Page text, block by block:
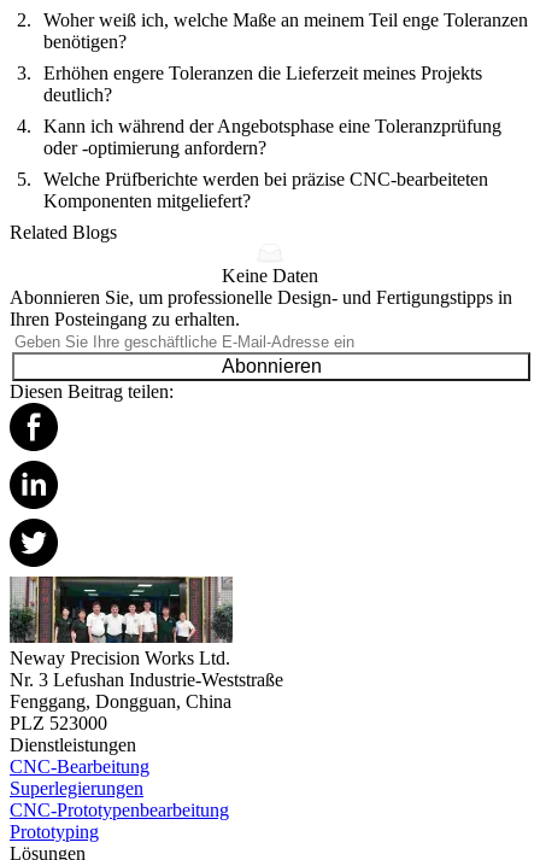
Woher weiß ich, welche Maße an meinem Teil enge Toleranzen
benötigen?
Erhöhen engere Toleranzen die Lieferzeit meines Projekts
deutlich?
Kann ich während der Angebotsphase eine Toleranzprüfung
oder -optimierung anfordern?
Welche Prüfberichte werden bei präzise CNC-bearbeiteten
Komponenten mitgeliefert?
Related Blogs
Keine Daten
Abonnieren Sie, um professionelle Design- und Fertigungstipps in
Ihren Posteingang zu erhalten.
Abonnieren
Diesen Beitrag teilen:
Neway Precision Works Ltd.
Nr. 3 Lefushan Industrie-Weststraße
Fenggang, Dongguan, China
PLZ 523000
Dienstleistungen
CNC-Bearbeitung
Superlegierungen
CNC-Prototypenbearbeitung
Prototyping
Lösungen